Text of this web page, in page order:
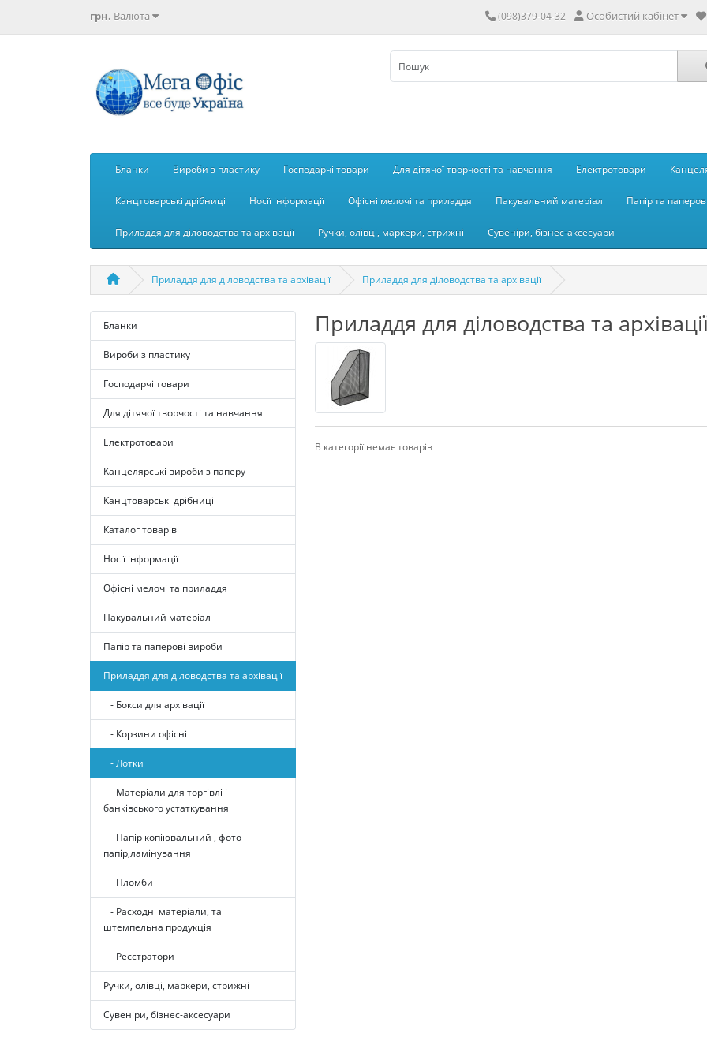
грн. Валюта (098)379-04-32 Особистий кабінет
Бланки Вироби з пластику Господарчі товари Для дітячої творчості та навчання Електротовари
Канцтоварські дрібниці Носії інформації Офісні мелочі та приладдя Пакувальний матеріал Папір та
Приладдя для діловодства та архівації Ручки, олівці, маркери, стрижні Сувеніри, бізнес-аксесуари
Приладдя для діловодства та архівації Приладдя для діловодства та архівації
Бланки
Вироби з пластику
Господарчі товари
Для дітячої творчості та навчання
Електротовари
Канцелярські вироби з паперу
Канцтоварські дрібниці
Каталог товарів
Носії інформації
Офісні мелочі та приладдя
Пакувальний матеріал
Папір та паперові вироби
Приладдя для діловодства та архівації
- Бокси для архівації
- Корзини офісні
- Лотки
- Матеріали для торгівлі і
банківського устаткування
- Папір копіювальний , фото
папір,ламінування
- Пломби
- Расходні матеріали, та
штемпельна продукція
- Реєстратори
Ручки, олівці, маркери, стрижні
Сувеніри, бізнес-аксесуари
Приладдя для діловодства та
В категорії немає товарів